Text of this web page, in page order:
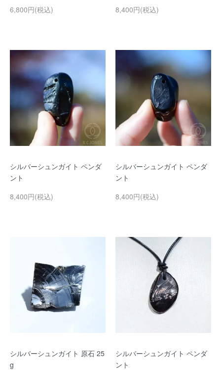
6,800円(税込) 8,400円(税込)
シルバーシュンガイト ペンダ
ント
8,400円(税込)
シルバーシュンガイト ペンダ
ント
8,400円(税込)
シルバーシュンガイト 原石 25
g
シルバーシュンガイト ペンダ
ント